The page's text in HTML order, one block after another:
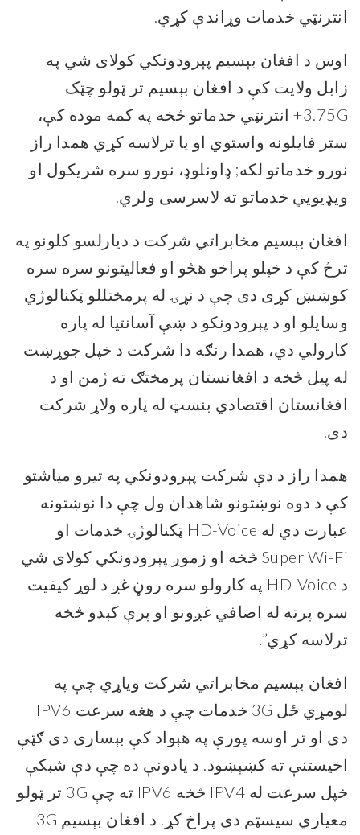
انترنټي خدمات وړاندې کړي.
اوس د افغان بېسیم پېرودونکي کولای شي په
زابل ولایت کې د افغان بېسیم تر ټولو چټک
3.75G+ انترنټي خدماتو څخه په کمه موده کې،
ستر فایلونه واستوي او یا ترلاسه کړي همدا راز
نورو خدماتو لکه; ډاونلوډ، نورو سره شریکول او
ويډیویي خدماتو ته لاسرسی ولري.
افغان بېسیم مخابراتي شرکت د دیارلسو کلونو په
ترڅ کې د خپلو پراخو هڅو او فعالیتونو سره سره
کوښښ کړی دی چې د نړۍ له پرمختللو ټکنالوژي
وسایلو او د پېرودونکو د ښې آسانتیا له پاره
کارولي دي، همدا رنګه دا شرکت د خپل جوړښت
له پیل څخه د افغانستان پرمختګ ته ژمن او د
افغانستان اقتصادي بنسټ له پاره ولاړ شرکت
دی.
همدا راز د دې شرکت پېرودونکي په تیرو میاشتو
کې د دوه نوښتونو شاهدان ول چې دا نوښتونه
عبارت دي له HD-Voice ټکنالوژۍ خدمات او
Super Wi-Fi څخه او زموږ پېرودونکي کولای شي
د HD-Voice په کارولو سره روڼ غږ د لوړ کیفیت
سره پرته له اضافي غږونو او پرې کېدو څخه
ترلاسه کړي”.
افغان بېسیم مخابراتي شرکت ویاړي چې په
لومړي ځل 3G خدمات چې د هغه سرعت IPV6
دی او تر اوسه پورې په هېواد کې بېساری دی ګټې
اخیستنې ته کښېښود. د یادونې ده چې دې شبکې
خپل سرعت له IPV4 څخه IPV6 ته چې 3G تر ټولو
معیاري سیسټم دی پراخ کړ. د افغان بېسیم 3G